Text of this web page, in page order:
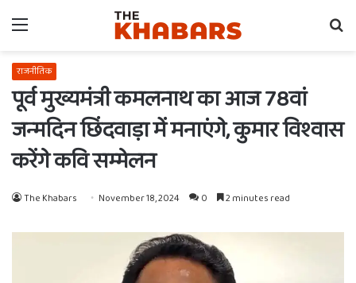
Menu
राजनीतिक
पूर्व मुख्यमंत्री कमलनाथ का आज 78वां
जन्मदिन छिंदवाड़ा में मनाएंगे, कुमार विश्वास
करेंगे कवि सम्मेलन
The Khabars November 18, 2024 0 2 minutes read